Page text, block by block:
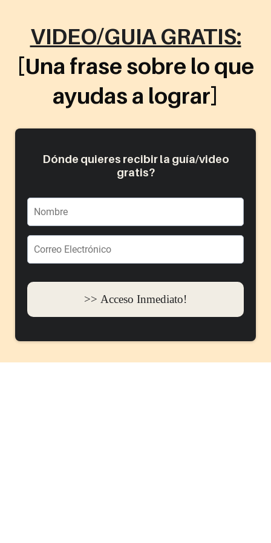
VIDEO/GUIA GRATIS:
[Una frase sobre lo que
ayudas a lograr]
Dónde quieres recibir la guía/video
gratis?
>> Acceso Inmediato!